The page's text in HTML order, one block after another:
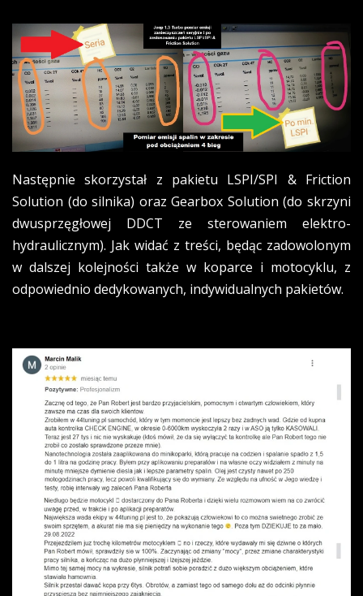
Następnie skorzystał z pakietu LSPI/SPI & Friction
Solution (do silnika) oraz Gearbox Solution (do skrzyni
dwusprzęgłowej DDCT ze sterowaniem elektro-
hydraulicznym). Jak widać z treści, będąc zadowolonym
w dalszej kolejności także w koparce i motocyklu, z
odpowiednio dedykowanych, indywidualnych pakietów.